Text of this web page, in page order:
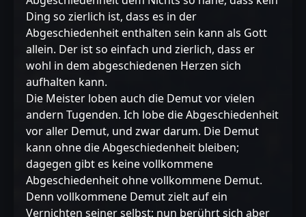
Ding so zierlich ist, dass es in der
Abgeschiedenheit enthalten sein kann als Gott
allein. Der ist so einfach und zierlich, dass er
wohl in dem abgeschiedenen Herzen sich
aufhalten kann.
Die Meister loben auch die Demut vor vielen
andern Tugenden. Ich lobe die Abgeschiedenheit
vor aller Demut, und zwar darum. Die Demut
kann ohne die Abgeschiedenheit bleiben;
dagegen gibt es keine vollkommene
Abgeschiedenheit ohne vollkommene Demut.
Denn vollkommene Demut zielt auf ein
Vernichten seiner selbst; nun berührt sich aber